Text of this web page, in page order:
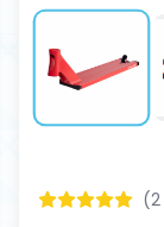
(2